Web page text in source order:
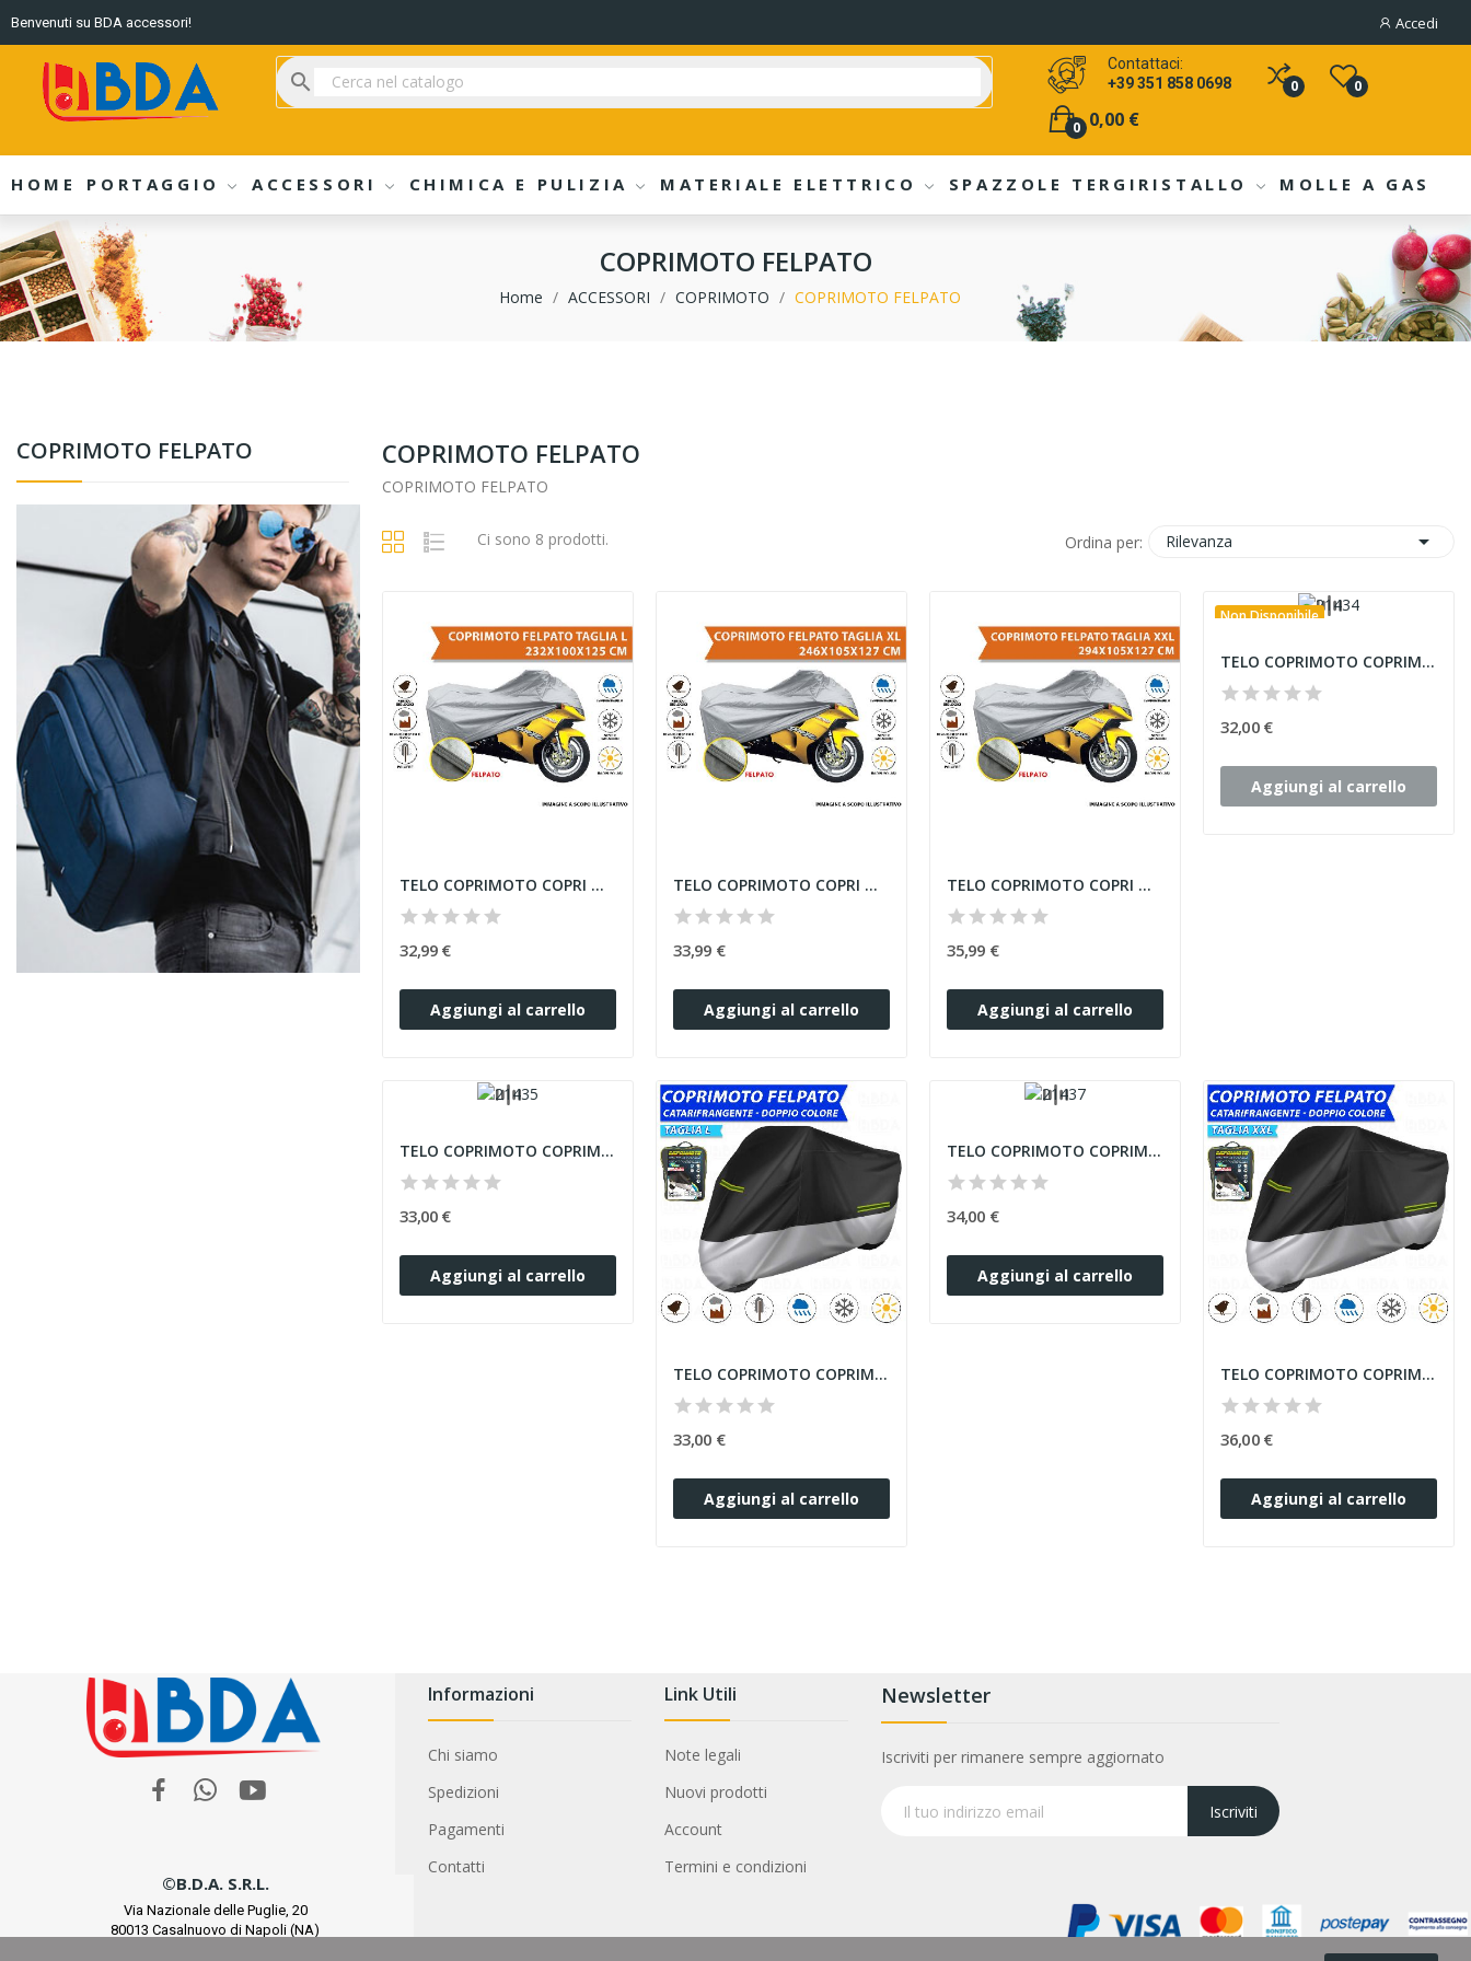
Benvenuti su BDA accessori! Accedi
search
Contattaci:
+39 351 858 0698
0 0
0,00 €
0
HOME PORTAGGIO ACCESSORI CHIMICA E PULIZIA MATERIALE ELETTRICO SPAZZOLE TERGIRISTALLO MOLLE A GAS
COPRIMOTO FELPATO
Home ACCESSORI COPRIMOTO COPRIMOTO FELPATO
COPRIMOTO FELPATO COPRIMOTO FELPATO
COPRIMOTO FELPATO
Ci sono 8 prodotti. Ordina per: Rilevanza 
TELO COPRIMOTO COPRI MOTO FELPATO IMPERMEABILE...
32,99 €
Aggiungi al carrello
TELO COPRIMOTO COPRI MOTO FELPATO IMPERMEABILE...
33,99 €
Aggiungi al carrello
TELO COPRIMOTO COPRI MOTO FELPATO IMPERMEABILE...
35,99 €
Aggiungi al carrello
Non Disponibile
TELO COPRIMOTO COPRIMOTO CATARIFRANGENTE...
32,00 €
Aggiungi al carrello
TELO COPRIMOTO COPRIMOTO CATARIFRANGENTE...
33,00 €
Aggiungi al carrello
TELO COPRIMOTO COPRIMOTO CATARIFRANGENTE...
33,00 €
Aggiungi al carrello
TELO COPRIMOTO COPRIMOTO CATARIFRANGENTE...
34,00 €
Aggiungi al carrello
TELO COPRIMOTO COPRIMOTO CATARIFRANGENTE...
36,00 €
Aggiungi al carrello
Informazioni
Chi siamo
Spedizioni
Pagamenti
Contatti
Link Utili
Note legali
Nuovi prodotti
Account
Termini e condizioni
Newsletter
Iscriviti per rimanere sempre aggiornato
Iscriviti
©B.D.A. S.r.l.
Via Nazionale delle Puglie, 20
80013 Casalnuovo di Napoli (NA)